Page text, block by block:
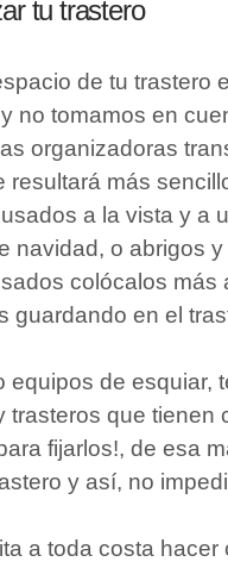
tu trastero
de tu trastero
no tomamos en
organizadoras
más
a la vista y a
navidad, o abrigos
colócalos más
guardando en el
equipos de esquiar,
que tienen
fijarlos!, de esa
y así, no
a toda costa hacer